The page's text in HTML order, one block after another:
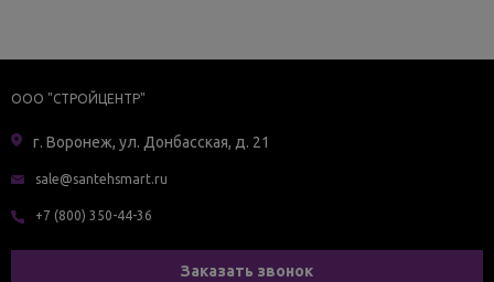
ООО "СТРОЙЦЕНТР"
г. Воронеж, ул. Донбасская, д. 21
sale@santehsmart.ru
+7 (800) 350-44-36
Заказать звонок